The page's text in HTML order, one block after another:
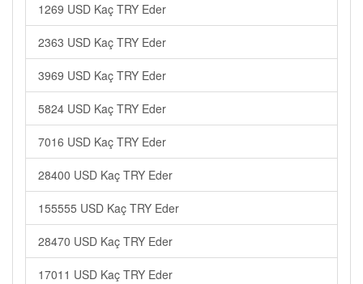
1269 USD Kaç TRY Eder
2363 USD Kaç TRY Eder
3969 USD Kaç TRY Eder
5824 USD Kaç TRY Eder
7016 USD Kaç TRY Eder
28400 USD Kaç TRY Eder
155555 USD Kaç TRY Eder
28470 USD Kaç TRY Eder
17011 USD Kaç TRY Eder